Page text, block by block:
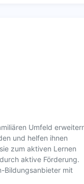
Umfeld
und helfen ihnen
zum aktiven Lernen
aktive Förderung.
Bildungsanbieter mit